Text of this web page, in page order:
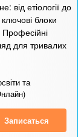
від етіології до
ключові блоки
Професійні
для тривалих
та
Записаться